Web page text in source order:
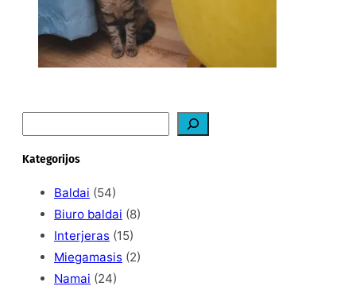
e
a
Kategorijos
Baldai (54)
Biuro baldai (8)
Interjeras (15)
Miegamasis (2)
Namai (24)